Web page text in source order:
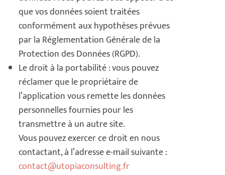
que vos données soient traitées
conformément aux hypothèses prévues
par la Réglementation Générale de la
Protection des Données (RGPD).
Le droit à la portabilité : vous pouvez
réclamer que le propriétaire de
l’application vous remette les données
personnelles fournies pour les
transmettre à un autre site.
Vous pouvez exercer ce droit en nous
contactant, à l’adresse e-mail suivante :
contact@utopiaconsulting.fr